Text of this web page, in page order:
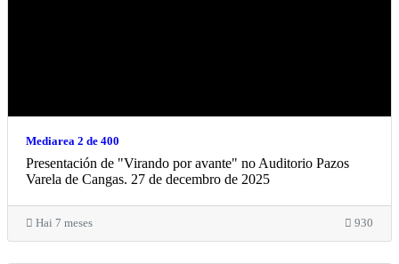
Mediarea 2 de 400
Presentación de "Virando por avante" no Auditorio Pazos
Varela de Cangas. 27 de decembro de 2025
Hai 7 meses 930